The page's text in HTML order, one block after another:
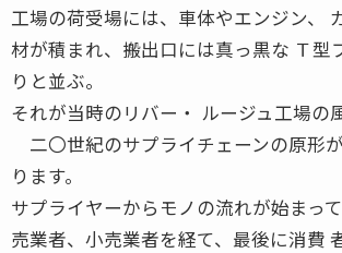
工場の荷受場には、車体やエンジン、
材が積まれ、搬出口には真っ黒な Ｔ型
りと並ぶ。
それが当時のリバー・ ルージュ工場の
二〇世紀のサプライチェーンの原形
ります。
サプライヤーからモノの流れが始まっ
売業者、小売業者を経て、最後に消費